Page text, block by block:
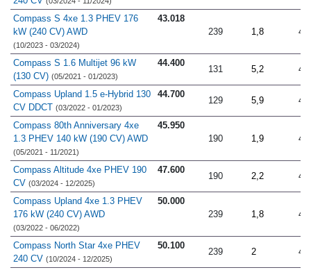
Compass S 4xe 1.3 PHEV 176
kW (240 CV) AWD
(10/2023 - 03/2024)
43.018
239
1,8
Compass S 1.6 Multijet 96 kW
(130 CV) (05/2021 - 01/2023)
44.400
131 5,2
Compass Upland 1.5 e-Hybrid 130
CV DDCT (03/2022 - 01/2023)
44.700
129 5,9
Compass 80th Anniversary 4xe
1.3 PHEV 140 kW (190 CV) AWD
(05/2021 - 11/2021)
45.950
190
1,9
Compass Altitude 4xe PHEV 190
CV (03/2024 - 12/2025)
47.600
190 2,2
Compass Upland 4xe 1.3 PHEV
176 kW (240 CV) AWD
(03/2022 - 06/2022)
50.000
239
1,8
Compass North Star 4xe PHEV
240 CV (10/2024 - 12/2025)
50.100
239 2